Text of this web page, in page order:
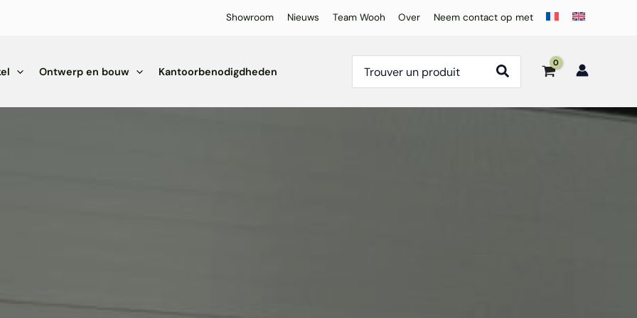
Showroom Nieuws Team Wooh Over Neem contact op met
Ontwerp en bouw Kantoorbenodigdheden
naar: